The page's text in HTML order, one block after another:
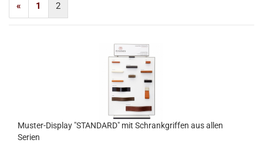
« 1 2
Muster-Display "STANDARD" mit Schrankgriffen aus allen
Serien